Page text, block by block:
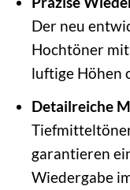
Der neu
Hochtöner
luftige Höhen
Detailreiche
garantieren
Wiedergabe